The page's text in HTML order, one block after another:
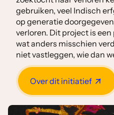
gebruiken, veel Indisch
op generatie
verloren. Dit project is
wat anders misschien
niet vastleggen, wie dan
Over dit initiatief